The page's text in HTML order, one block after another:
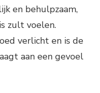
en behulpzaam,
zult voelen.
verlicht en is de
aan een gevoel